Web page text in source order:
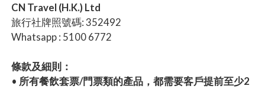
CN Travel (H.K.) Ltd
旅行社牌照號碼: 352492
Whatsapp : 5100 6772
條款及細則：
• 所有餐飲套票/門票類的產品，都需要客戶提前至少2